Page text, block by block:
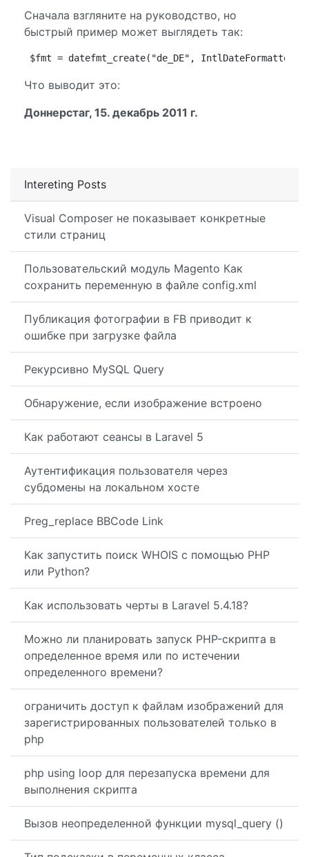
Intereting Posts
Visual Composer не показывает конкретные
стили страниц
Пользовательский модуль Magento Как
сохранить переменную в файле config.xml
Публикация фотографии в FB приводит к
ошибке при загрузке файла
Рекурсивно MySQL Query
Обнаружение, если изображение встроено
Как работают сеансы в Laravel 5
Аутентификация пользователя через
субдомены на локальном хосте
Preg_replace BBCode Link
Как запустить поиск WHOIS с помощью PHP
или Python?
Как использовать черты в Laravel 5.4.18?
Можно ли планировать запуск PHP-скрипта в
определенное время или по истечении
определенного времени?
ограничить доступ к файлам изображений для
зарегистрированных пользователей только в
php
php using loop для перезапуска времени для
выполнения скрипта
Вызов неопределенной функции mysql_query ()
Сначала взгляните на руководство, но
быстрый пример может выглядеть так:
$fmt = datefmt_create("de_DE",
Что выводит это:
Доннерстаг, 15. декабрь 2011 г.